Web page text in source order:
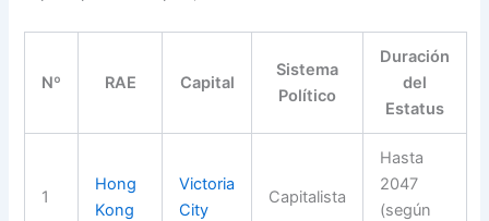
Nº RAE Capital
Sistema
Político
Duración
del
Estatus
1
Hong
Kong
Victoria
City
Capitalista
Hasta
2047
(según